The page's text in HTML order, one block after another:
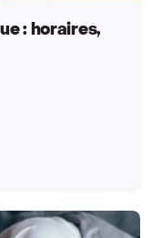
: horaires,